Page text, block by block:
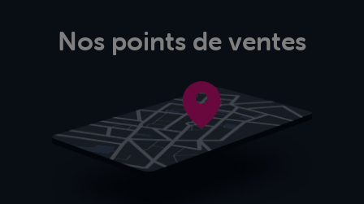
Nos points de ventes